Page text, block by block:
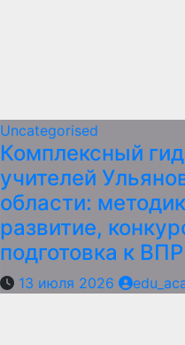
Uncategorised
Комплексный
учителей
области:
развитие,
подготовка к ВПР
13 июля 2026